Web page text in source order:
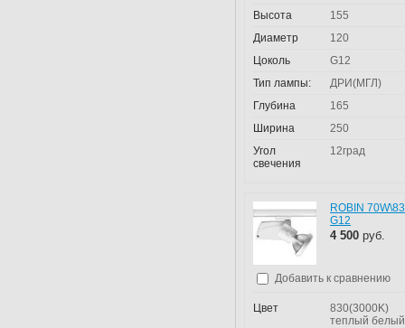
Высота
155
Диаметр
120
Цоколь
G12
Тип лампы:
ДРИ(МГЛ)
Глубина
165
Ширина
250
Угол
свечения
12град
ROBIN
G12
4 500 руб.
Добавить к сравнению
Цвет
830(3000K)
теплый белый